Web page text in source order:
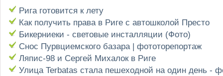
Рига готовится к лету
Как получить права в Риге с автошколой Престо
Бикерниеки - световые инсталляции (Фото)
Снос Пурвциемского базара | фототорепортаж
Ляпис-98 и Сергей Михалок в Риге
Улица Terbatas стала пешеходной на один день -